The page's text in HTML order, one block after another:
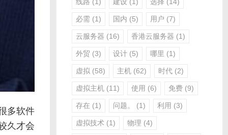
多软件
久才会
必需 (1) 国内 (5) 用户 (7)
云服务器 (16) 香港云服务器 (1)
外贸 (3) 设计 (5) 哪里 (1)
虚拟 (58) 主机 (62) 时代 (2)
虚拟主机 (11) 使用 (6) 免费 (9)
存在 (1) 问题。 (1) 利用 (3)
虚拟技术 (1) 物理 (4)